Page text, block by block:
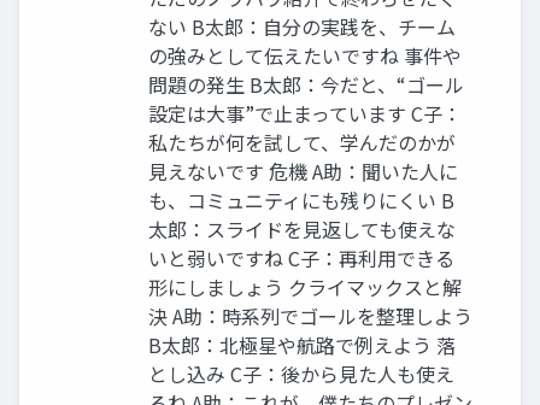
ない B太郎：自分の実践を、チーム
の強みとして伝えたいですね 事件や
問題の発生 B太郎：今だと、“ゴール
設定は大事”で止まっています C子：
私たちが何を試して、学んだのかが
見えないです 危機 A助：聞いた人に
も、コミュニティにも残りにくい B
太郎：スライドを見返しても使えな
いと弱いですね C子：再利用できる
形にしましょう クライマックスと解
決 A助：時系列でゴールを整理しよう
B太郎：北極星や航路で例えよう 落
とし込み C子：後から見た人も使え